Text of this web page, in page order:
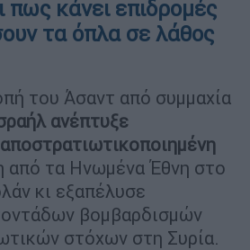
πως κάνει επιδρομές
τα όπλα σε λάθος
του Άσαντ από συμμαχία
ανέπτυξε
από τα Ηνωμένα Έθνη στο
κι εξαπέλυσε
βομβαρδισμών
στόχων στη Συρία.